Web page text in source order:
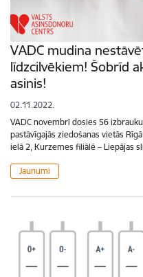
VADC mudina
līdzcilvēkiem! Šobrīd
asinis!
02.11.2022.
VADC novembrī dosies 56
pastāvīgajās ziedošanas vietās
ielā 2, Kurzemes filiālē – Liepājas
Jaunumi